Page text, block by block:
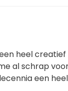
heel creatief
al schrap
een